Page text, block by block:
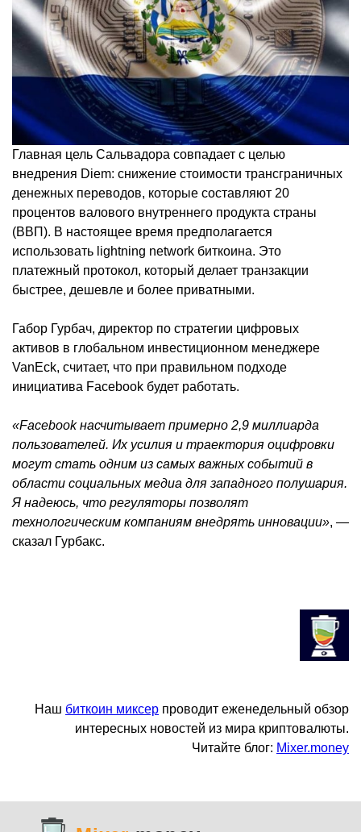
Главная цель Сальвадора совпадает с целью
внедрения Diem: снижение стоимости трансграничных
денежных переводов, которые составляют 20
процентов валового внутреннего продукта страны
(ВВП). В настоящее время предполагается
использовать lightning network биткоина. Это
платежный протокол, который делает транзакции
быстрее, дешевле и более приватными.
Габор Гурбач, директор по стратегии цифровых
активов в глобальном инвестиционном менеджере
VanEck, считает, что при правильном подходе
инициатива Facebook будет работать.
«Facebook насчитывает примерно 2,9 миллиарда
пользователей. Их усилия и траектория оцифровки
могут стать одним из самых важных событий в
области социальных медиа для западного полушария.
Я надеюсь, что регуляторы позволят
технологическим компаниям внедрять инновации», —
сказал Гурбакс.
Наш биткоин миксер проводит еженедельный обзор
интересных новостей из мира криптовалюты.
Читайте блог: Mixer.money